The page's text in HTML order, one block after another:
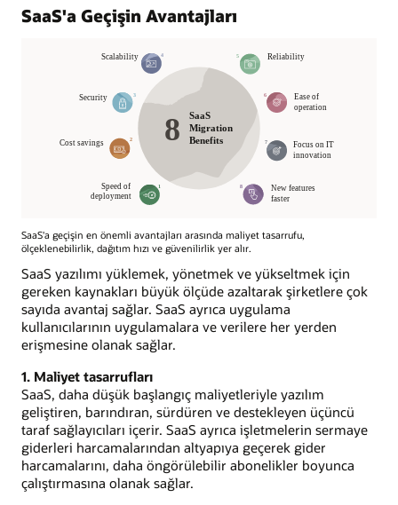
SaaS'a Geçişin Avantajları
SaaS'a geçişin en önemli avantajları arasında maliyet tasarrufu,
ölçeklenebilirlik, dağıtım hızı ve güvenilirlik yer alır.
SaaS yazılımı yüklemek, yönetmek ve yükseltmek için
gereken kaynakları büyük ölçüde azaltarak şirketlere çok
sayıda avantaj sağlar. SaaS ayrıca uygulama
kullanıcılarının uygulamalara ve verilere her yerden
erişmesine olanak sağlar.
1. Maliyet tasarrufları
SaaS, daha düşük başlangıç maliyetleriyle yazılım
geliştiren, barındıran, sürdüren ve destekleyen üçüncü
taraf sağlayıcıları içerir. SaaS ayrıca işletmelerin sermaye
giderleri harcamalarından altyapıya geçerek gider
harcamalarını, daha öngörülebilir abonelikler boyunca
çalıştırmasına olanak sağlar.